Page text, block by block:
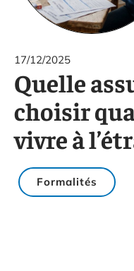
17/12/2025
Quelle
choisir
vivre à
Formalités